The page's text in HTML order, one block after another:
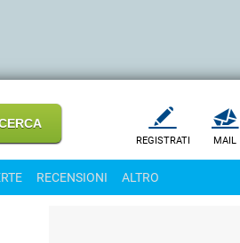
REGISTRATI MAIL
RECENSIONI ALTRO